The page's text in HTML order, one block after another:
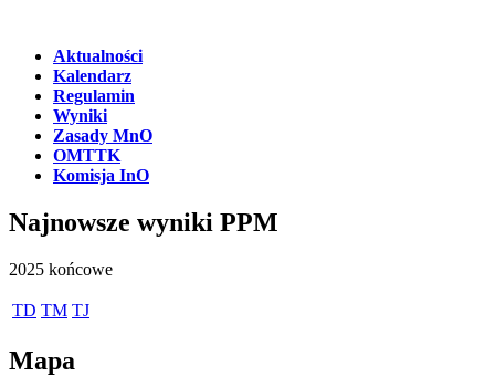
Aktualności
Kalendarz
Regulamin
Wyniki
Zasady MnO
OMTTK
Komisja InO
Najnowsze wyniki PPM
2025 końcowe
TD TM TJ
Mapa